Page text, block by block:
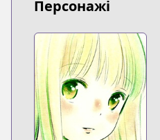
Персонажі